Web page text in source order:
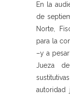
En la
de
Norte,
para la
–y a
Jueza